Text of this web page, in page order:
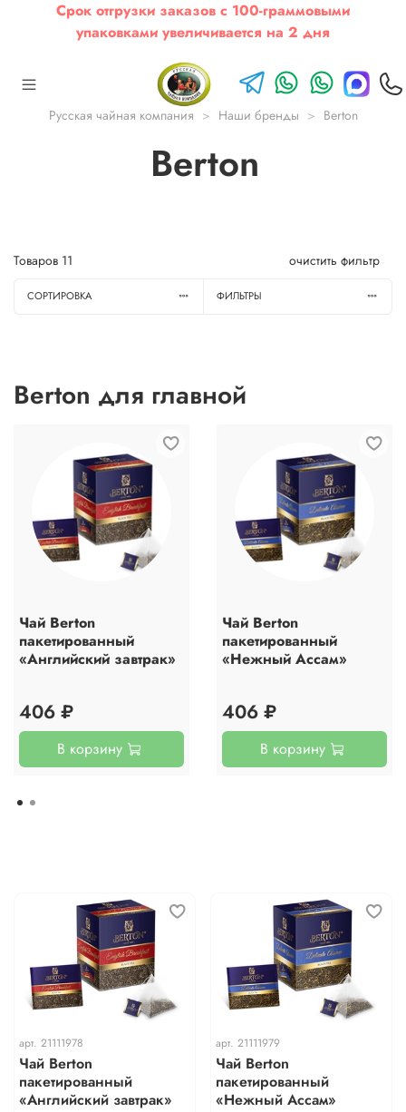
Срок отгрузки заказов с 100-граммовыми
упаковками увеличивается на 2 дня
Русская чайная компания Наши бренды Berton
Berton
Товаров 11 очистить фильтр
СОРТИРОВКА ФИЛЬТРЫ
Berton для главной
Чай Berton
пакетированный
«Английский завтрак»
406 ₽
В корзину
Чай Berton
пакетированный
«Нежный Ассам»
406 ₽
В корзину
арт. 21111978
Чай Berton
пакетированный
«Английский завтрак»
арт. 21111979
Чай Berton
пакетированный
«Нежный Ассам»